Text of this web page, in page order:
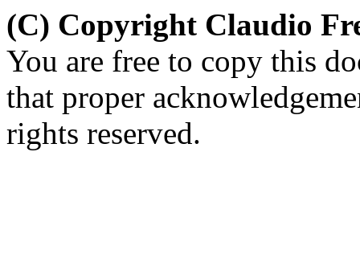
(C) Copyright Claudio
You are free to copy this
that proper
rights reserved.